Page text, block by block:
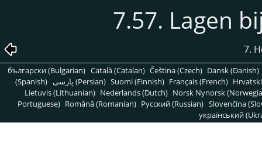
7.57. Lagen
7.
български (Bulgarian) Català (Catalan) Čeština (Czech) Dansk (Danish)
(Spanish)
پارسی (Persian) Suomi (Finnish) Français (French)
Lietuvis (Lithuanian) Nederlands (Dutch) Norsk Nynorsk
Portuguese) Română (Romanian) Pусский (Russian) Slovenčina
український